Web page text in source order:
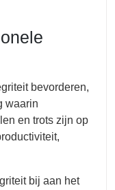
bevorderen,
waarin
en trots zijn op
bij aan het